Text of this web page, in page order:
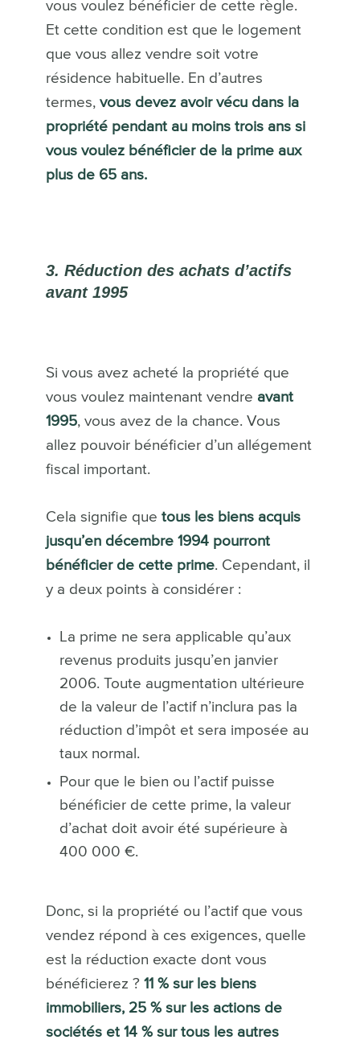
vous voulez bénéficier de cette règle.
Et cette condition est que le logement
que vous allez vendre soit votre
résidence habituelle. En d’autres
termes, vous devez avoir vécu dans la
propriété pendant au moins trois ans si
vous voulez bénéficier de la prime aux
plus de 65 ans.
3. Réduction des achats d’actifs
avant 1995
Si vous avez acheté la propriété que
vous voulez maintenant vendre avant
1995, vous avez de la chance. Vous
allez pouvoir bénéficier d’un allégement
fiscal important.
Cela signifie que tous les biens acquis
jusqu’en décembre 1994 pourront
bénéficier de cette prime. Cependant, il
y a deux points à considérer :
La prime ne sera applicable qu’aux
revenus produits jusqu’en janvier
2006. Toute augmentation ultérieure
de la valeur de l’actif n’inclura pas la
réduction d’impôt et sera imposée au
taux normal.
Pour que le bien ou l’actif puisse
bénéficier de cette prime, la valeur
d’achat doit avoir été supérieure à
400 000 €.
Donc, si la propriété ou l’actif que vous
vendez répond à ces exigences, quelle
est la réduction exacte dont vous
bénéficierez ? 11 % sur les biens
immobiliers, 25 % sur les actions de
sociétés et 14 % sur tous les autres